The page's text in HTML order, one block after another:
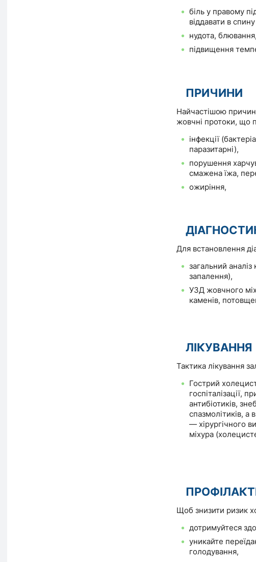
біль у правому
віддавати в
нудота, блювання,
підвищення
ПРИЧИНИ
Найчастішою
жовчні протоки, що
інфекції
паразитарні),
порушення
смажена їжа,
ожиріння,
Для встановлення
загальний аналіз
запалення),
УЗД жовчного
каменів,
ЛІКУВАННЯ
Тактика лікування
Гострий
госпіталізації,
антибіотиків,
спазмолітиків, а
— хірургічного
міхура
Щоб знизити ризик
дотримуйтеся
уникайте
голодування,